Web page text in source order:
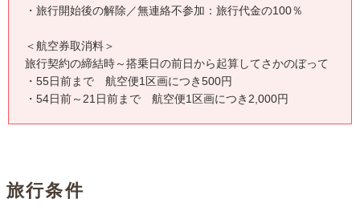
・旅行開始後の解除／無連絡不参加：旅行代金の100％
＜航空券取消料＞
旅行契約の締結時～搭乗日の前日から起算してさかのぼって
・55日前まで 航空便1区画につき500円
・54日前～21日前まで 航空便1区画につき2,000円
旅行条件